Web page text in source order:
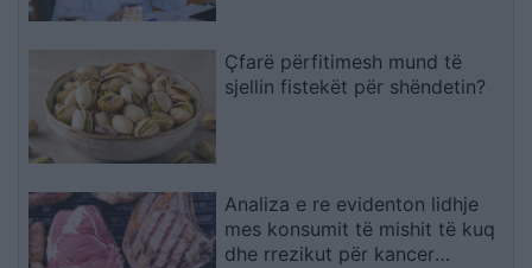
Çfarë përfitimesh mund të
sjellin fistekët për shëndetin?
Analiza e re evidenton lidhje
mes konsumit të mishit të kuq
dhe rrezikut për kancer